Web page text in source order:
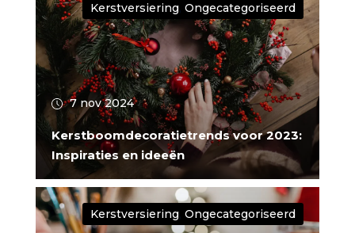
Kerstversiering,Ongecategoriseerd
7 nov 2024
Kerstboomdecoratietrends voor 2023:
Inspiraties en ideeën
Kerstversiering,Ongecategoriseerd